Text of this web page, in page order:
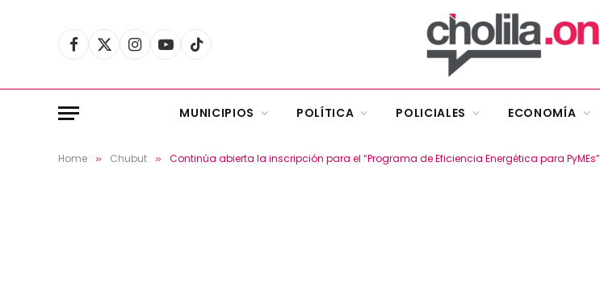
Facebook
X
Instagram
YouTubeTikTok
MUNICIPIOS POLÍTICA POLICIALES ECONOMÍA
Home » Chubut » Continúa abierta la inscripción para el “Programa de Eficiencia Energética para PyMEs”